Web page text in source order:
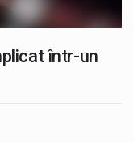
într-un